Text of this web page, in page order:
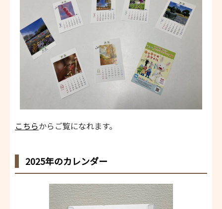
こちらからご覧になれます。
2025年のカレンダー